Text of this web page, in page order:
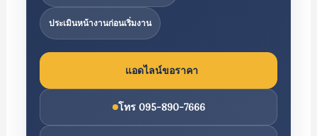
ประเมินหน้างานก่อนเริ่มงาน
แอดไลน์ขอราคา
โทร 095-890-7666